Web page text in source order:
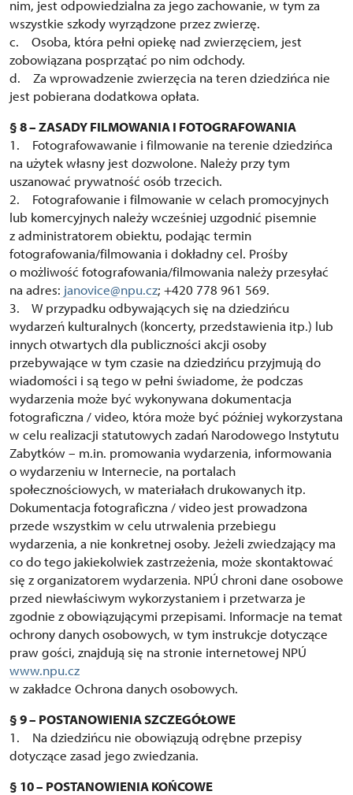
nim, jest odpowiedzialna za jego zachowanie, w tym za
wszystkie szkody wyrządzone przez zwierzę.
c. Osoba, która pełni opiekę nad zwierzęciem, jest
zobowiązana posprzątać po nim odchody.
d. Za wprowadzenie zwierzęcia na teren dziedzińca nie
jest pobierana dodatkowa opłata.
§ 8 – ZASADY FILMOWANIA I FOTOGRAFOWANIA
1. Fotografowawanie i filmowanie na terenie dziedzińca
na użytek własny jest dozwolone. Należy przy tym
uszanować prywatność osób trzecich.
2. Fotografowanie i filmowanie w celach promocyjnych
lub komercyjnych należy wcześniej uzgodnić pisemnie
z administratorem obiektu, podając termin
fotografowania/filmowania i dokładny cel. Prośby
o możliwość fotografowania/filmowania należy przesyłać
na adres: janovice@npu.cz; +420 778 961 569.
3. W przypadku odbywających się na dziedzińcu
wydarzeń kulturalnych (koncerty, przedstawienia itp.) lub
innych otwartych dla publiczności akcji osoby
przebywające w tym czasie na dziedzińcu przyjmują do
wiadomości i są tego w pełni świadome, że podczas
wydarzenia może być wykonywana dokumentacja
fotograficzna / video, która może być później wykorzystana
w celu realizacji statutowych zadań Narodowego Instytutu
Zabytków – m.in. promowania wydarzenia, informowania
o wydarzeniu w Internecie, na portalach
społecznościowych, w materiałach drukowanych itp.
Dokumentacja fotograficzna / video jest prowadzona
przede wszystkim w celu utrwalenia przebiegu
wydarzenia, a nie konkretnej osoby. Jeżeli zwiedzający ma
co do tego jakiekolwiek zastrzeżenia, może skontaktować
się z organizatorem wydarzenia. NPÚ chroni dane osobowe
przed niewłaściwym wykorzystaniem i przetwarza je
zgodnie z obowiązującymi przepisami. Informacje na temat
ochrony danych osobowych, w tym instrukcje dotyczące
praw gości, znajdują się na stronie internetowej NPÚ
www.npu.cz
w zakładce Ochrona danych osobowych.
§ 9 – POSTANOWIENIA SZCZEGÓŁOWE
1. Na dziedzińcu nie obowiązują odrębne przepisy
dotyczące zasad jego zwiedzania.
§ 10 – POSTANOWIENIA KOŃCOWE